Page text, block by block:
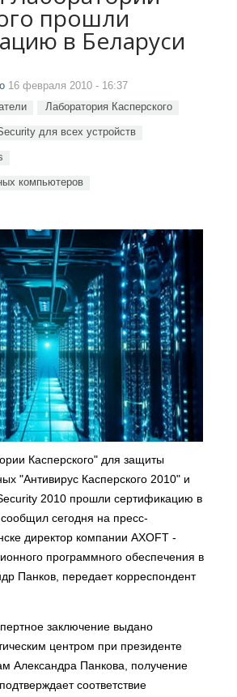
прошли
в Беларуси
16 февраля 2010 - 16:37
Лаборатория Касперского
для всех устройств
компьютеров
Касперского" для защиты
"Антивирус Касперского 2010" и
2010 прошли сертификацию в
сегодня на пресс-
директор компании AXOFT -
программного обеспечения в
Панков, передает корреспондент
заключение выдано
центром при президенте
Александра Панкова, получение
соответствие